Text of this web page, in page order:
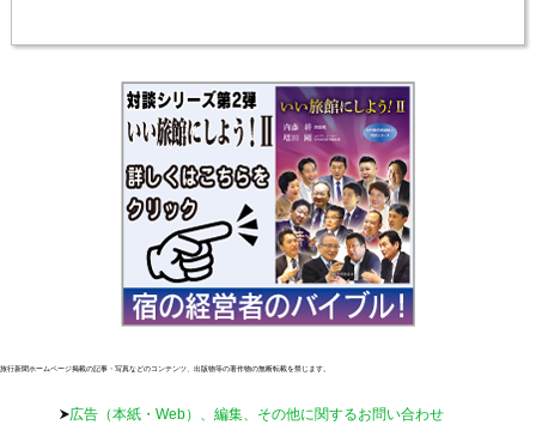
旅行新聞ホームページ掲載の記事・写真などのコンテンツ、出版物等の著作物の無断転載を禁じます。
広告（本紙・Web）、編集、その他に関するお問い合わせ